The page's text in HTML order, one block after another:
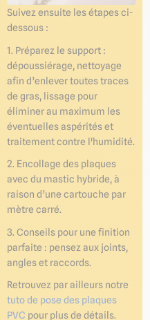
Suivez ensuite les étapes ci-
dessous :
1. Préparez le support :
dépoussiérage, nettoyage
afin d’enlever toutes traces
de gras, lissage pour
éliminer au maximum les
éventuelles aspérités et
traitement contre l'humidité.
2. Encollage des plaques
avec du mastic hybride, à
raison d’une cartouche par
mètre carré.
3. Conseils pour une finition
parfaite : pensez aux joints,
angles et raccords.
Retrouvez par ailleurs notre
tuto de pose des plaques
PVC pour plus de détails.